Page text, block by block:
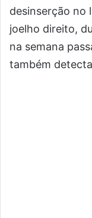
desinserção no
joelho direito,
na semana
também